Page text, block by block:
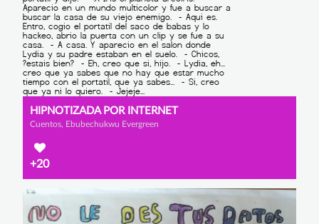
HIPNOTIZADA POR INTERNET
Cuentos, Ebubechukwu Evergreen
+20